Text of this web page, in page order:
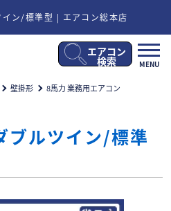
ン/標準型 | エアコン総本店
メ
ニ
MENU
エアコン
検索
壁掛形
8馬力 業務用エアコン
ルツイン/標準